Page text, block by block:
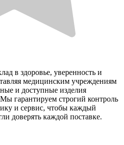
в здоровье, уверенность и
медицинским учреждениям
и доступные изделия
гарантируем строгий контроль
и сервис, чтобы каждый
доверять каждой поставке.